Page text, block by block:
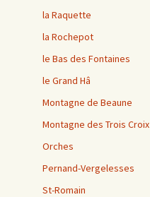
la Raquette
la Rochepot
le Bas des Fontaines
le Grand Hâ
Montagne de Beaune
Montagne des Trois Croix
Orches
Pernand-Vergelesses
St-Romain